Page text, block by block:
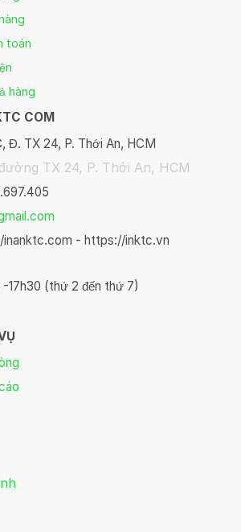
toán
hàng
COM
Đ. TX 24, P. Thới An, HCM
TX 24, P. Thới An, HCM
- https://inktc.vn
-17h30 (thứ 2 đến thứ 7)